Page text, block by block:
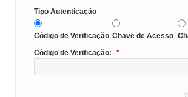
Tipo Autenticação
Código de Verificação Chave de Acesso
Código de Verificação:
*